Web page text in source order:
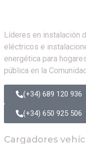
Líderes en instalación
eléctricos e
energética para
pública en la
(+34) 689 120 936
(+34) 650 925 506
Cargadores